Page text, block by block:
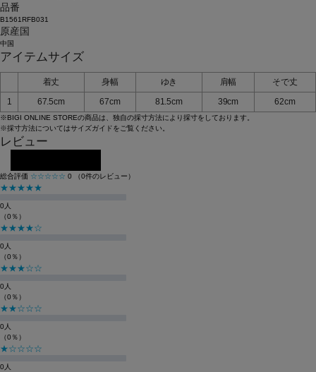
品番
B1561RFB031
原産国
中国
アイテムサイズ
着丈 身幅 ゆき 肩幅
そで丈
1
67.5cm 67cm 81.5cm 39cm 62cm
※BIGI ONLINE STOREの商品は、独自の採寸方法により採寸をしております。
※採寸方法についてはサイズガイドをご覧ください。
レビュー
総合評価 ☆☆☆☆☆ 0 （0件のレビュー）
★★★★★
0人
（0％）
★★★★☆
0人
（0％）
★★★☆☆
0人
（0％）
★★☆☆☆
0人
（0％）
★☆☆☆☆
0人